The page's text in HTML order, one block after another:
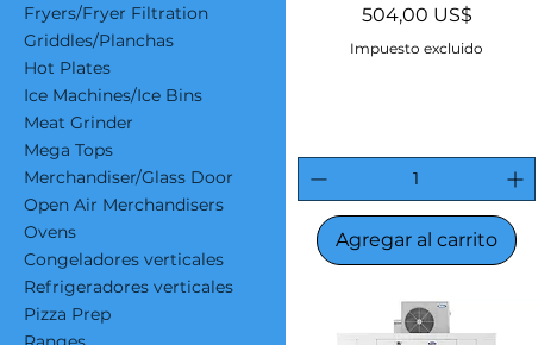
Fryers/Fryer Filtration
Griddles/Planchas
Hot Plates
Ice Machines/Ice Bins
Meat Grinder
Mega Tops
Merchandiser/Glass Door
Open Air Merchandisers
Ovens
Congeladores verticales
Refrigeradores verticales
Pizza Prep
Precio
504,00 US$
Impuesto excluido
Agregar al carrito